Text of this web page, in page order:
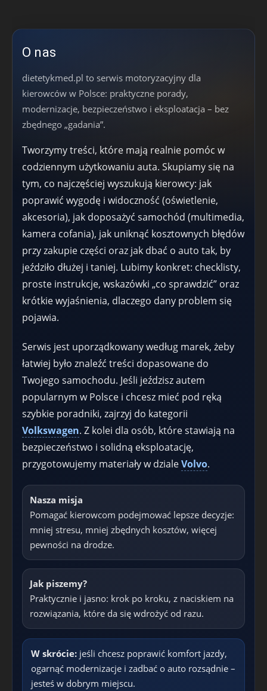
O nas
dietetykmed.pl to serwis motoryzacyjny dla
kierowców w Polsce: praktyczne porady,
modernizacje, bezpieczeństwo i eksploatacja – bez
zbędnego „gadania”.
Tworzymy treści, które mają realnie pomóc w
codziennym użytkowaniu auta. Skupiamy się na
tym, co najczęściej wyszukują kierowcy: jak
poprawić wygodę i widoczność (oświetlenie,
akcesoria), jak doposażyć samochód (multimedia,
kamera cofania), jak uniknąć kosztownych błędów
przy zakupie części oraz jak dbać o auto tak, by
jeździło dłużej i taniej. Lubimy konkret: checklisty,
proste instrukcje, wskazówki „co sprawdzić” oraz
krótkie wyjaśnienia, dlaczego dany problem się
pojawia.
Serwis jest uporządkowany według marek, żeby
łatwiej było znaleźć treści dopasowane do
Twojego samochodu. Jeśli jeździsz autem
popularnym w Polsce i chcesz mieć pod ręką
szybkie poradniki, zajrzyj do kategorii
Volkswagen. Z kolei dla osób, które stawiają na
bezpieczeństwo i solidną eksploatację,
przygotowujemy materiały w dzialeVolvo.
Nasza misja
Pomagać kierowcom podejmować lepsze decyzje:
mniej stresu, mniej zbędnych kosztów, więcej
pewności na drodze.
Jak piszemy?
Praktycznie i jasno: krok po kroku, z naciskiem na
rozwiązania, które da się wdrożyć od razu.
W skrócie: jeśli chcesz poprawić komfort jazdy,
ogarnąć modernizacje i zadbać o auto rozsądnie –
jesteś w dobrym miejscu.